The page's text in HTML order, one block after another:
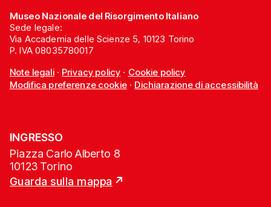
Museo Nazionale del Risorgimento Italiano
Sede legale:
Via Accademia delle Scienze 5, 10123 Torino
P. IVA 08035780017
Note legali· Privacy policy · Cookie policy
Modifica preferenze cookie· Dichiarazione di accessibilità
INGRESSO
Piazza Carlo Alberto 8
10123 Torino
Guarda sulla mappa